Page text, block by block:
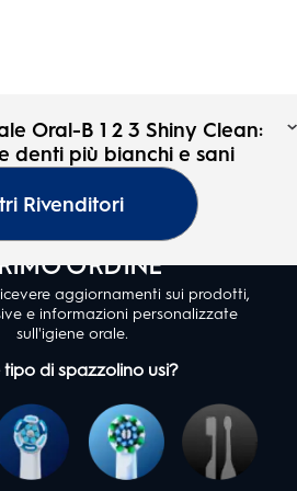
Oral-B 1 2 3 Shiny Clean:
denti più bianchi e sani
Rivenditori
manuale Oral-B
Clean: setole
più bianchi
e sani
0.0 (0)
DEL 10% SUL TUO
ORDINE
aggiornamenti sui prodotti,
e informazioni personalizzate
sull'igiene orale.
tipo di spazzolino usi?